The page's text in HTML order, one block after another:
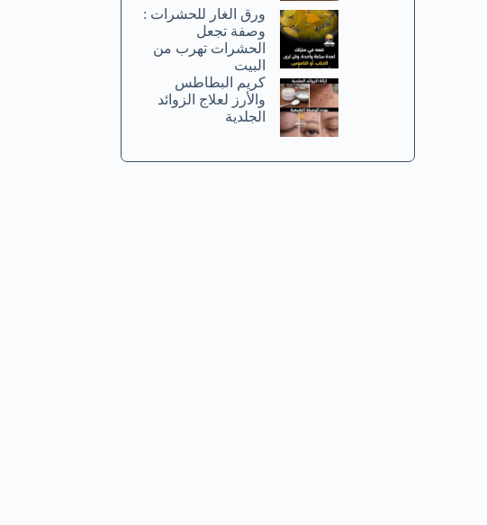
ورق الغار للحشرات :
وصفة تجعل
الحشرات تهرب من
البيت
كريم البطاطس
والأرز لعلاج الزوائد
الجلدية